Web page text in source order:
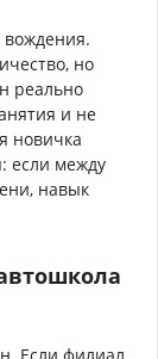
но
реально
и не
новичка
если между
навык